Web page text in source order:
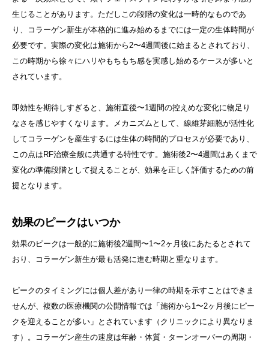
生じることがあります。ただしこの段階の変化は一時的なものであ
り、コラーゲン新生が本格的に進み始めるまでには一定の生体時間が
必要です。実際の変化は施術から2〜4週間後に始まるとされており、
この時期から徐々にハリやもちもち感を実感し始めるケースが多いと
されています。
即効性を期待しすぎると、施術直後〜1週間の控えめな変化に物足り
なさを感じやすくなります。メカニズムとして、線維芽細胞が活性化
してコラーゲンを産生するには生体の時間的プロセスが必要であり、
この点はRF治療全般に共通する特性です。施術後2〜4週間はあくまで
変化の準備段階として捉えることが、効果を正しく評価するための前
提となります。
効果のピークはいつか
効果のピークは一般的に施術後2週間〜1〜2ヶ月後にあたるとされて
おり、コラーゲン新生が最も活発に進む時期と重なります。
ピークのタイミングには個人差があり一律の時期を示すことはできま
せんが、複数の医療機関の公開情報では「施術から1〜2ヶ月後にピー
クを迎えることが多い」とされています（クリニックにより異なりま
す）。コラーゲン産生の速度は年齢・体質・ターンオーバーの周期・